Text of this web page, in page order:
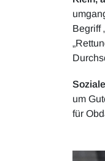
Begriff
um
für